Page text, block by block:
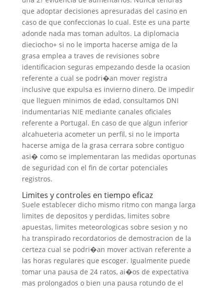
que adoptar decisiones apresuradas del casino en
caso de que confeccionas lo cual. Este es una parte
adonde nada mas toman adultos. La diplomacia
dieciocho+ si no le importa hacerse amiga de la
grasa emplea a traves de revisiones sobre
identificacion seguras empezando desde la ocasion
referente a cual se podri�an mover registra
inclusive que expulsa es invierno dinero. De impedir
que lleguen minimos de edad, consultamos DNI
indumentarias NIE mediante canales oficiales
referente a Portugal. En caso de que algun inferior
alcahueteria acometer un perfil, si no le importa
hacerse amiga de la grasa cerrara sobre contiguo
asi� como se implementaran las medidas oportunas
de seguridad con el fin de cortar potenciales
registros.
Limites y controles en tiempo eficaz
Suele establecer dicho mismo ritmo con manga larga
limites de depositos y perdidas, limites sobre
apuestas, limites meteorologicas sobre sesion y no
ha transpirado recordatorios de demostracion de la
certeza cual se podri�an mover activan referente a
las horas regulares que escoger. Igualmente puede
tomar una pausa de 24 ratos, ai�os de expectativa
mas prolongados o bien una pausa rotundo de el